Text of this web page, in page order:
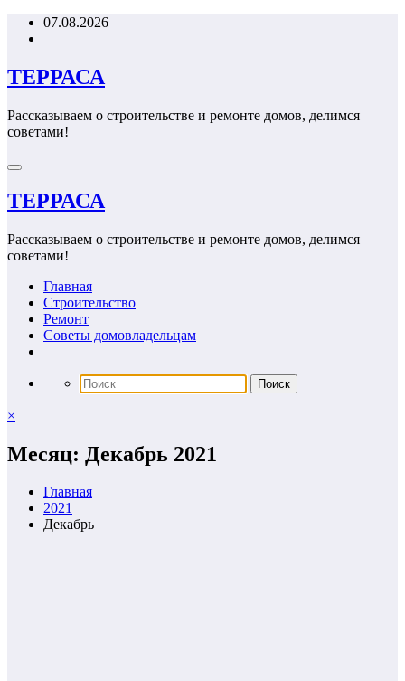
Перейти07.08.2026
ТЕРРАСА
Рассказываем о строительстве и ремонте домов, делимся
советами!
ТЕРРАСА
Рассказываем о строительстве и ремонте домов, делимся
советами!
Главная
Строительство
Ремонт
Советы домовладельцам
×
Месяц: Декабрь 2021
Главная
2021
Декабрь